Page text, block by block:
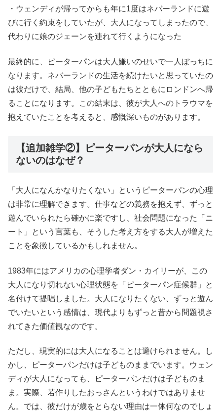
・ウェンディが帰ってからも年に1度はネバーランドに遊
びに行く約束をしていたが、大人になってしまったので、
代わりに娘のジェーンを連れて行くようになった
最終的に、ピーターパンは大人嫌いのせいで一人ぼっちに
なります。ネバーランドの生活を続けたいと思っていたの
は彼だけで、結局、他の子どもたちとともにロンドンへ帰
ることになります。この結末は、彼が大人へのトラウマを
抱えていたことを考えると、感慨深いものがあります。
【追加雑学②】ピーターパンが大人になら
ないのはなぜ？
「大人になんかなりたくない」というピーターパンの心理
は非常に理解できます。仕事などの義務を抱えず、ずっと
遊んでいられたら確かに楽ですし、社会問題になった「ニ
ート」という言葉も、そうした考え方をする大人が増えた
ことを象徴しているかもしれません。
1983年にはアメリカの心理学者ダン・カイリーが、この
大人になり切れない心理状態を「ピーターパン症候群」と
名付けて提唱しました。大人になりたくない、ずっと遊ん
でいたいという感情は、現代よりもずっと昔から問題視さ
れてきた価値観なのです。
ただし、現実的には大人になることは避けられません。し
かし、ピーターパンだけは子どものままでいます。ウェン
ディが大人になっても、ピーターパンだけは子どものま
ま。実際、若作りしたおっさんというわけではありませ
ん。では、彼だけが歳をとらない理由は一体何なのでしょ